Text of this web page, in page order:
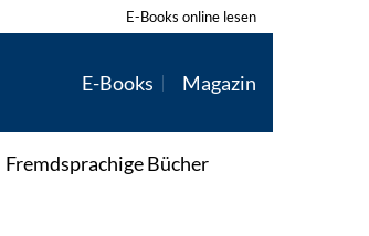
E-Books online lesen
E-Books Magazin
Fremdsprachige Bücher